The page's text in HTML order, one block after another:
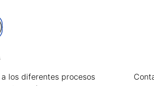
los diferentes procesos